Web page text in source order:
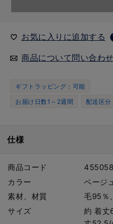
お気に入りに追加する
商品について問い合わ
ギフトラッピング：可能
お届け日数1～2週間
配送区
仕様
商品コード
カラー
ベージュ
素材、材質
毛95％
サイズ
約 着丈